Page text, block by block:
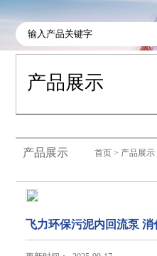
产品展示
产品展示 首页> 产品展示
飞力环保污泥内回流泵